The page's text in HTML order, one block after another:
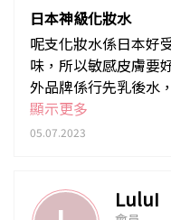
日本神級化妝水
呢支化妝水係日本好
味，所以敏感皮膚要
外品牌係行先乳後水
水。
顯示更多
05.07.2023
LuluI